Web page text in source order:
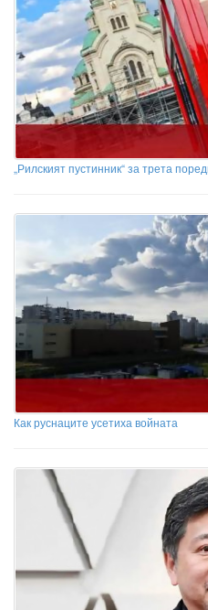
„Рилският пустинник“ за трета
Как руснаците усетиха войната